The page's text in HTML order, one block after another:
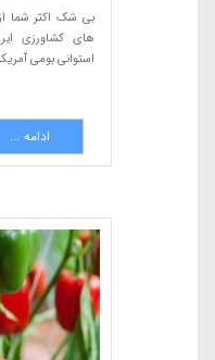
بی شک اکثر شما
های کشاورزی
استوانی بومی
ادامه ...